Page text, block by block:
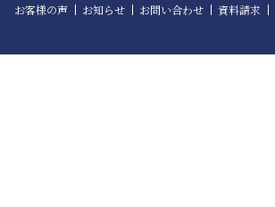
お客様の声
お知らせ お問い合わせ 資料請求